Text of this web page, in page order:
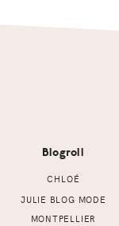
Blogroll
CHLOÉ
JULIE BLOG MODE
MONTPELLIER